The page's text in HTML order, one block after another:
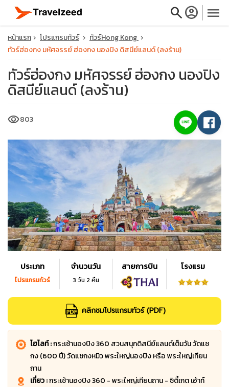
searchaccount_circle menu
travel_explore
calendar_month
หน้าแรก โปรแกรมทัวร์
ทัวร์Hong Kong
ทัวร์ฮ่องกง มหัศจรรย์ ฮ่องกง นองปิง ดิสนีย์แลนด์ (ลงร้าน)
ทัวร์ฮ่องกง มหัศจรรย์ ฮ่องกง นองปิง
ดิสนีย์แลนด์ (ลงร้าน)
visibility803
ประเภท
โปรแกรมทัวร์
จำนวนวัน
3 วัน 2 คืน
สายการบิน โรงแรม
คลิกชมโปรแกรมทัวร์ (PDF)
ไฮไลท์ :กระเช้านองปิง 360 สวนสนุกดิสนีย์แลนด์เต็มวัน วัดแช
กง (600 ปี) วัดแชกงหมิว พระใหญ่นองปิง หรือ พระใหญ่เทียน
ถาน
เที่ยว :กระเช้านองปิง 360 - พระใหญ่เทียนถาน - ซิตี้เกต เอ้าท์